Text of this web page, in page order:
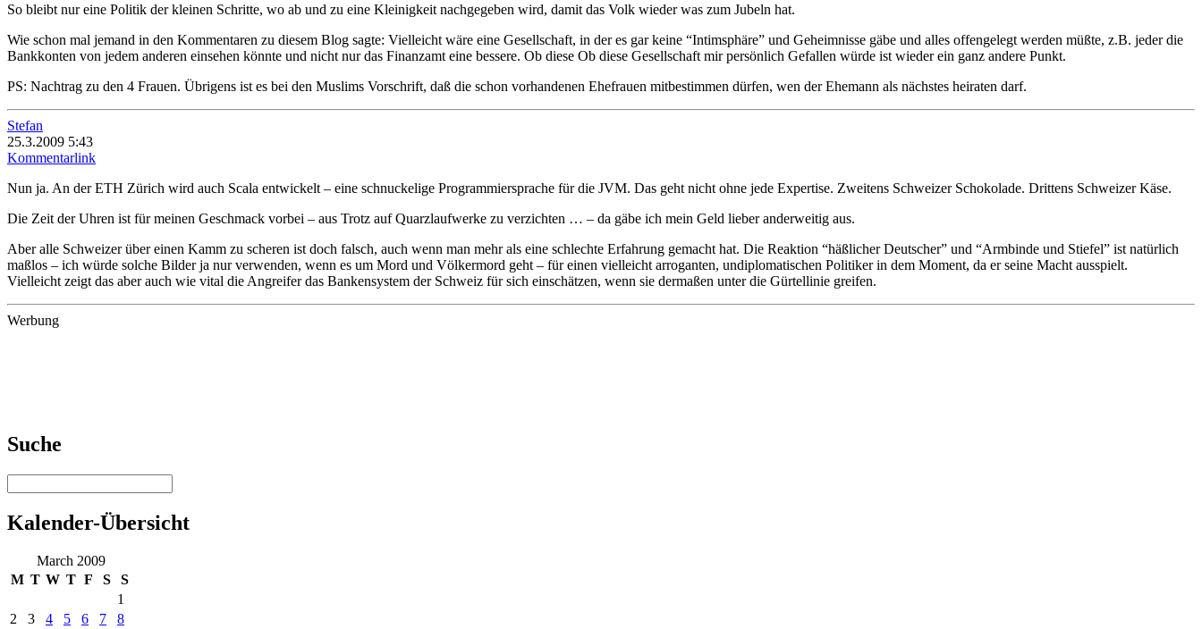
So bleibt nur eine Politik der kleinen Schritte, wo ab und zu eine Kleinigkeit nachgegeben wird, damit das Volk wieder was zum Jubeln hat.
Wie schon mal jemand in den Kommentaren zu diesem Blog sagte: Vielleicht wäre eine Gesellschaft, in der es gar keine “Intimsphäre” und Geheimnisse gäbe und alles offengelegt werden müßte, z.B. jeder die
Bankkonten von jedem anderen einsehen könnte und nicht nur das Finanzamt eine bessere. Ob diese Ob diese Gesellschaft mir persönlich Gefallen würde ist wieder ein ganz andere Punkt.
PS: Nachtrag zu den 4 Frauen. Übrigens ist es bei den Muslims Vorschrift, daß die schon vorhandenen Ehefrauen mitbestimmen dürfen, wen der Ehemann als nächstes heiraten darf.
Stefan
25.3.2009 5:43
Kommentarlink
Nun ja. An der ETH Zürich wird auch Scala entwickelt – eine schnuckelige Programmiersprache für die JVM. Das geht nicht ohne jede Expertise. Zweitens Schweizer Schokolade. Drittens Schweizer Käse.
Die Zeit der Uhren ist für meinen Geschmack vorbei – aus Trotz auf Quarzlaufwerke zu verzichten … – da gäbe ich mein Geld lieber anderweitig aus.
Aber alle Schweizer über einen Kamm zu scheren ist doch falsch, auch wenn man mehr als eine schlechte Erfahrung gemacht hat. Die Reaktion “häßlicher Deutscher” und “Armbinde und Stiefel” ist natürlich
maßlos – ich würde solche Bilder ja nur verwenden, wenn es um Mord und Völkermord geht – für einen vielleicht arroganten, undiplomatischen Politiker in dem Moment, da er seine Macht ausspielt.
Vielleicht zeigt das aber auch wie vital die Angreifer das Bankensystem der Schweiz für sich einschätzen, wenn sie dermaßen unter die Gürtellinie greifen.
Werbung
Suche
Kalender-Übersicht
March 2009
M T W T F S
S
1
2
3 4 5 6 7
8